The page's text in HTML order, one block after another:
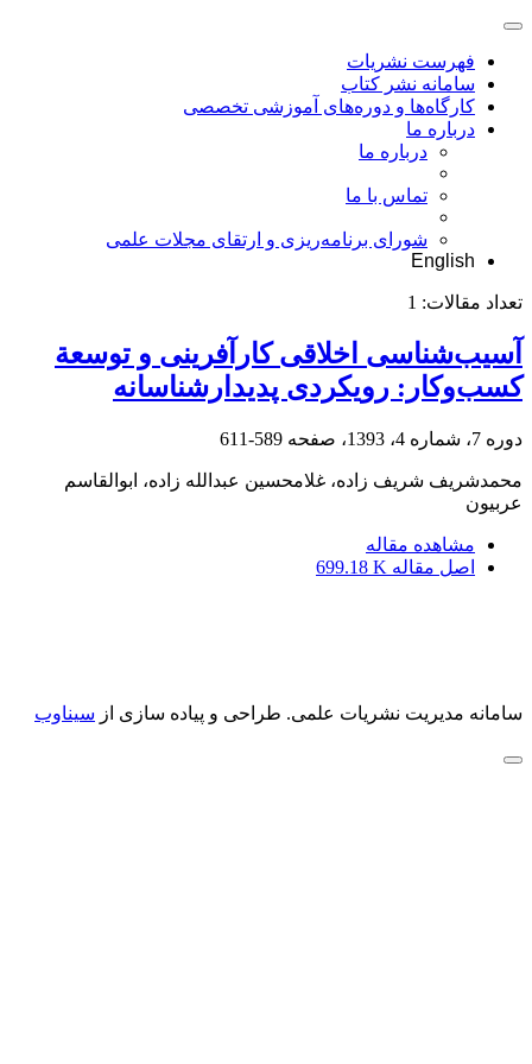
فهرست نشریات
سامانه نشر کتاب
کارگاه‌ها و دوره‌های آموزشی تخصصی
درباره ما
درباره ما
تماس با ما
شورای برنامه‌ریزی و ارتقای مجلات علمی
English
تعداد مقالات: 1
آسیب‌شناسی اخلاقی کارآفرینی و توسعة
کسب‌وکار: رویکردی پدیدارشناسانه
دوره 7، شماره 4، 1393، صفحه 589-611
محمدشریف شریف زاده، غلامحسین عبدالله زاده، ابوالقاسم
عربیون
مشاهده مقاله
اصل مقاله 699.18 K
سامانه مدیریت نشریات علمی. طراحی و پیاده سازی از سیناوب